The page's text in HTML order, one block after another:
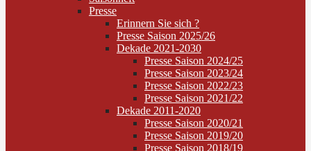
Presse
Erinnern Sie sich ?
Presse Saison 2025/26
Dekade 2021-2030
Presse Saison 2024/25
Presse Saison 2023/24
Presse Saison 2022/23
Presse Saison 2021/22
Dekade 2011-2020
Presse Saison 2020/21
Presse Saison 2019/20
Presse Saison 2018/19